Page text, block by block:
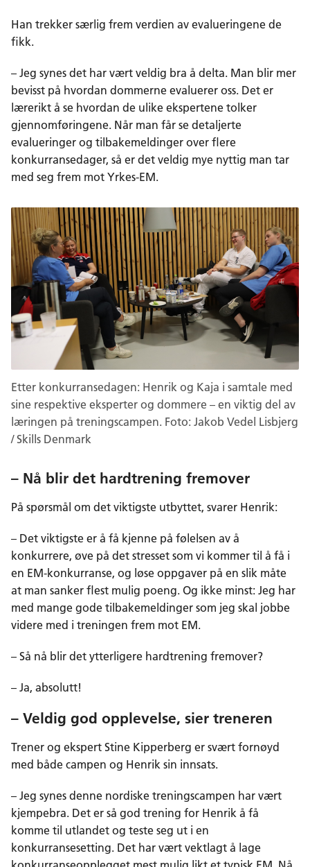
Han trekker særlig frem verdien av evalueringene de
fikk.
– Jeg synes det har vært veldig bra å delta. Man blir mer
bevisst på hvordan dommerne evaluerer oss. Det er
lærerikt å se hvordan de ulike ekspertene tolker
gjennomføringene. Når man får se detaljerte
evalueringer og tilbakemeldinger over flere
konkurransedager, så er det veldig mye nyttig man tar
med seg frem mot Yrkes-EM.
Etter konkurransedagen: Henrik og Kaja i samtale med
sine respektive eksperter og dommere – en viktig del av
læringen på treningscampen. Foto: Jakob Vedel Lisbjerg
/ Skills Denmark
– Nå blir det hardtrening fremover
På spørsmål om det viktigste utbyttet, svarer Henrik:
– Det viktigste er å få kjenne på følelsen av å
konkurrere, øve på det stresset som vi kommer til å få i
en EM-konkurranse, og løse oppgaver på en slik måte
at man sanker flest mulig poeng. Og ikke minst: Jeg har
med mange gode tilbakemeldinger som jeg skal jobbe
videre med i treningen frem mot EM.
– Så nå blir det ytterligere hardtrening fremover?
– Ja, absolutt!
– Veldig god opplevelse, sier treneren
Trener og ekspert Stine Kipperberg er svært fornøyd
med både campen og Henrik sin innsats.
– Jeg synes denne nordiske treningscampen har vært
kjempebra. Det er så god trening for Henrik å få
komme til utlandet og teste seg ut i en
konkurransesetting. Det har vært vektlagt å lage